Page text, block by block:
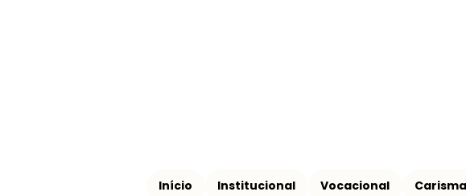
Início Institucional Vocacional Carisma